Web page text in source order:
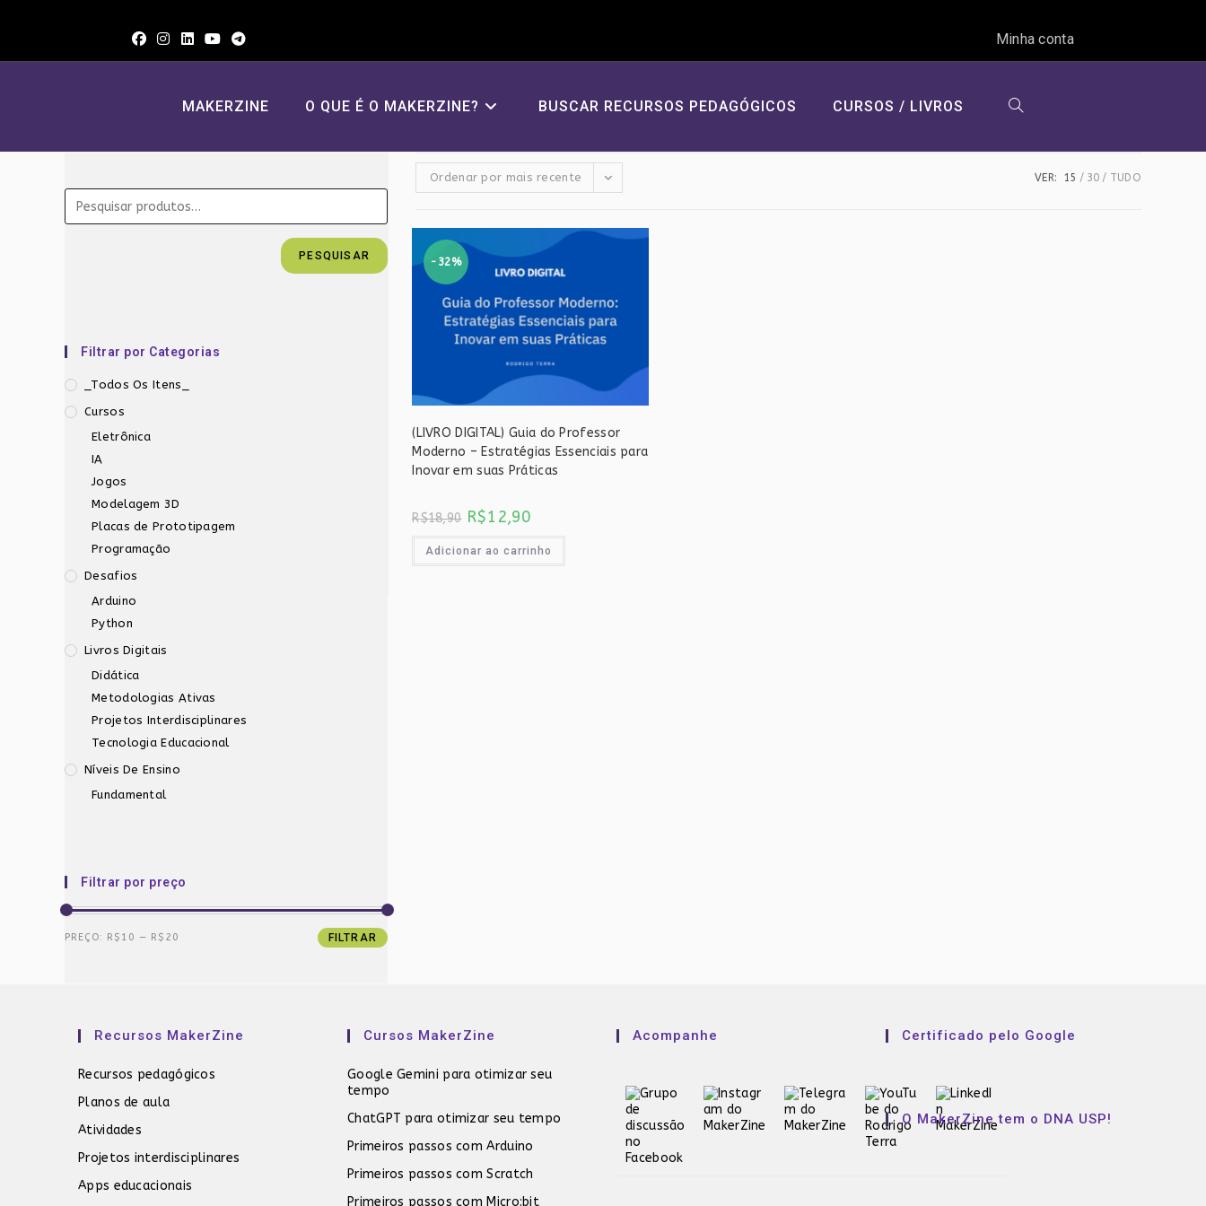
Minha conta
MAKERZINE O QUE É O MAKERZINE? BUSCAR RECURSOS PEDAGÓGICOS CURSOS / LIVROS ALTERNAR
PESQUISAR
Filtrar por Categorias
_Todos Os Itens_
Cursos
Eletrônica
IA
Jogos
Modelagem 3D
Placas de Prototipagem
Programação
Desafios
Arduino
Python
Livros Digitais
Didática
Metodologias Ativas
Projetos Interdisciplinares
Tecnologia Educacional
Níveis De Ensino
Fundamental
Filtrar por preço
Preço
Preço
FILTRAR
PREÇO: R$10 — R$20
Ordenar por mais recente VER: 15 30 TUDO
-32%
(LIVRO DIGITAL) Guia do Professor
Moderno – Estratégias Essenciais para
Inovar em suas Práticas
R$18,90 O
preço
era:
R$12,90
é:
Adicionar ao carrinho
Recursos MakerZine
Recursos pedagógicos
Planos de aula
Atividades
Projetos interdisciplinares
Apps educacionais
Cursos MakerZine
Google Gemini para otimizar seu
tempo
ChatGPT para otimizar seu tempo
Primeiros passos com Arduino
Primeiros passos com Scratch
Primeiros passos com Micro:bit
Acompanhe Certificado pelo Google
O MakerZine tem o DNA USP!